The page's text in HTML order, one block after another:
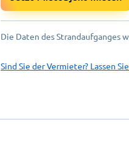
Die Daten des Strandaufganges
Sind Sie der Vermieter? Lassen